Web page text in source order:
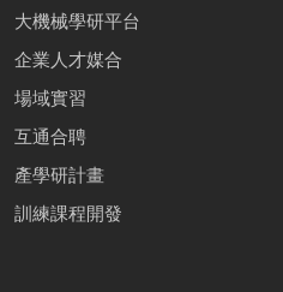
大機械學研平台
企業人才媒合
場域實習
互通合聘
產學研計畫
訓練課程開發